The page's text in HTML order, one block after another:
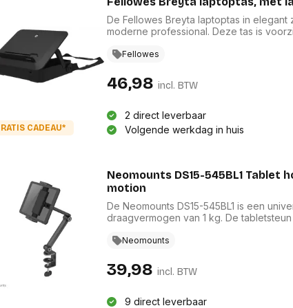
CADEAU*
De Fellowes Breyta laptoptas in
moderne professional. Deze tas is
eenvoudige opzet en handige
garantie van vijf jaar.
Fellowes
46,98 incl. BTW
2 direct leverbaar
Volgende werkdag in huis
Neomounts DS15-545BL1 Tablet
motion
De Neomounts DS15-545BL1 is een
draagvermogen van 1 kg. De
geïntegreerde kogelgewricht kan de
nog eenvoudiger naar de ideale
beschermen de tablet tegen krassen en
Neomounts
39,98 incl. BTW
9 direct leverbaar